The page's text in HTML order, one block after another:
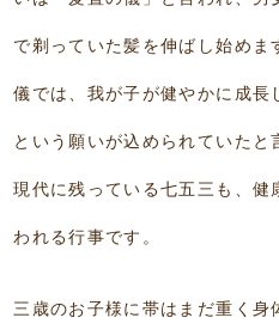
で剃っていた髪を伸ばし始め
儀では、我が子が健やかに成
という願いが込められていたと
現代に残っている七五三も、健
われる行事です。
三歳のお子様に帯はまだ重く身